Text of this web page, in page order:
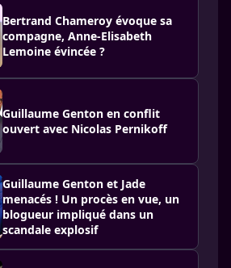
Bertrand Chameroy évoque sa
compagne, Anne-Elisabeth
Lemoine évincée ?
Guillaume Genton en conflit
ouvert avec Nicolas Pernikoff
Guillaume Genton et Jade
menacés ! Un procès en vue, un
blogueur impliqué dans un
scandale explosif